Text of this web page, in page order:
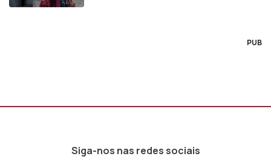
PUB
Siga-nos nas redes sociais